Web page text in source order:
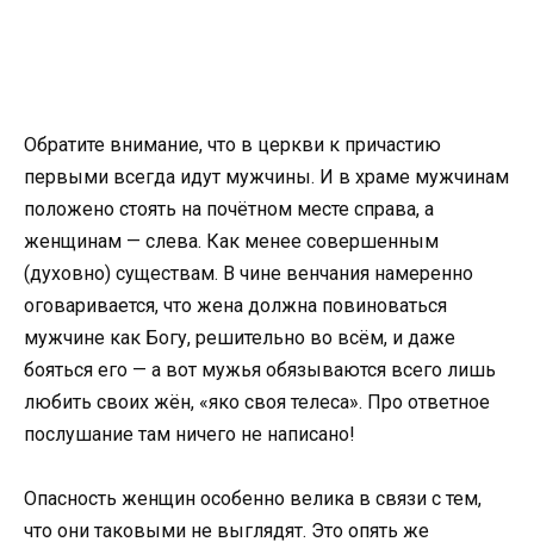
Обратите внимание, что в церкви к причастию
первыми всегда идут мужчины. И в храме мужчинам
положено стоять на почётном месте справа, а
женщинам — слева. Как менее совершенным
(духовно) существам. В чине венчания намеренно
оговаривается, что жена должна повиноваться
мужчине как Богу, решительно во всём, и даже
бояться его — а вот мужья обязываются всего лишь
любить своих жён, «яко своя телеса». Про ответное
послушание там ничего не написано!
Опасность женщин особенно велика в связи с тем,
что они таковыми не выглядят. Это опять же